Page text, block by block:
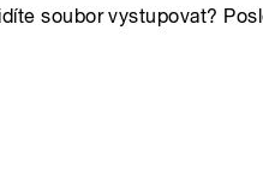
soubor vystupovat?